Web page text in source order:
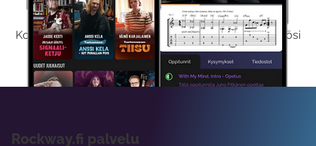
Kokeilemalla ilmaiseksi saat koko sisältömme käyttöösi
viikon ajaksi.
Rockway.fi palvelu